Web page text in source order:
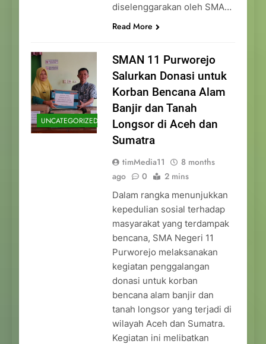
diselenggarakan oleh SMA…
Read More
UNCATEGORIZED
SMAN 11 Purworejo
Salurkan Donasi untuk
Korban Bencana Alam
Banjir dan Tanah
Longsor di Aceh dan
Sumatra
timMedia11
8 months
ago
0 2 mins
Dalam rangka menunjukkan
kepedulian sosial terhadap
masyarakat yang terdampak
bencana, SMA Negeri 11
Purworejo melaksanakan
kegiatan penggalangan
donasi untuk korban
bencana alam banjir dan
tanah longsor yang terjadi di
wilayah Aceh dan Sumatra.
Kegiatan ini melibatkan